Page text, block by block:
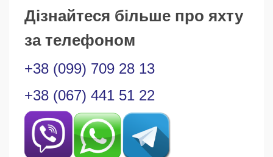
Дізнайтеся більше про яхту
за телефоном
+38 (099) 709 28 13
+38 (067) 441 51 22